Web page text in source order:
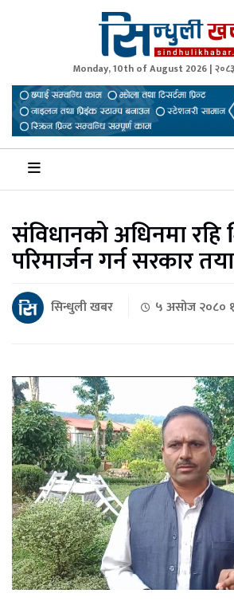
Sindhuli Khabar
News from Sindhuli Nepal
Monday, 10th of August 2026 |
संविधानको अधिनमा रहि
परिमार्जन गर्न सरकार
सिन्धुली खबर ५ असोज २०८०